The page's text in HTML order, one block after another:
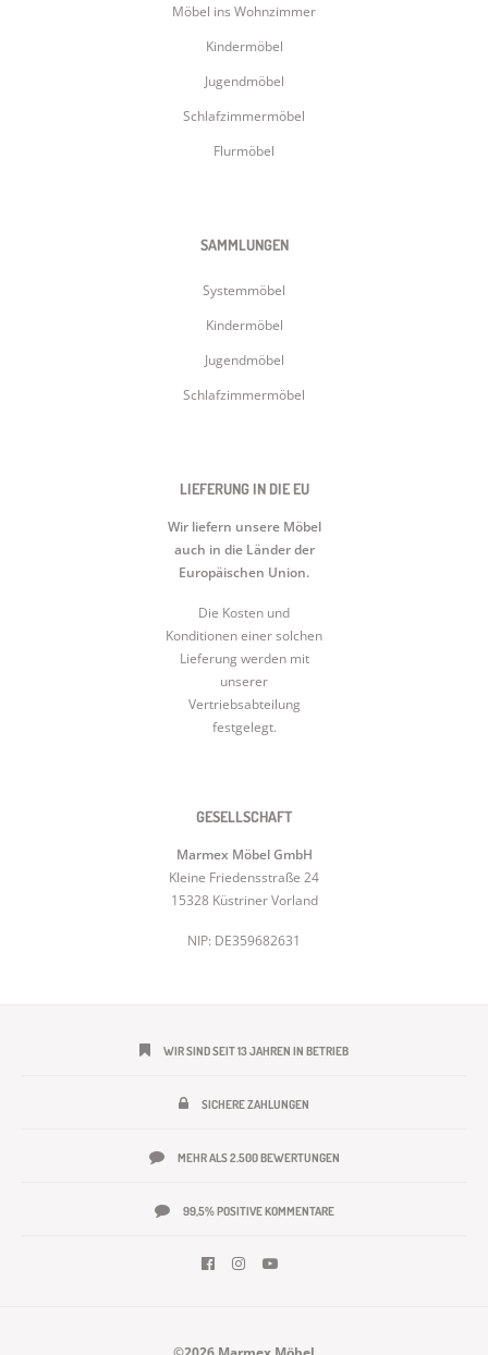
Möbel ins Wohnzimmer
Kindermöbel
Jugendmöbel
Schlafzimmermöbel
Flurmöbel
SAMMLUNGEN
Systemmöbel
Kindermöbel
Jugendmöbel
Schlafzimmermöbel
LIEFERUNG IN DIE EU
Wir liefern unsere Möbel
auch in die Länder der
Europäischen Union.
Die Kosten und
Konditionen einer solchen
Lieferung werden mit
unserer
Vertriebsabteilung
festgelegt.
GESELLSCHAFT
Marmex Möbel GmbH
Kleine Friedensstraße 24
15328 Küstriner Vorland
NIP: DE359682631
WIR SIND SEIT 13 JAHREN IN BETRIEB
SICHERE ZAHLUNGEN
MEHR ALS 2.500 BEWERTUNGEN
99,5% POSITIVE KOMMENTARE